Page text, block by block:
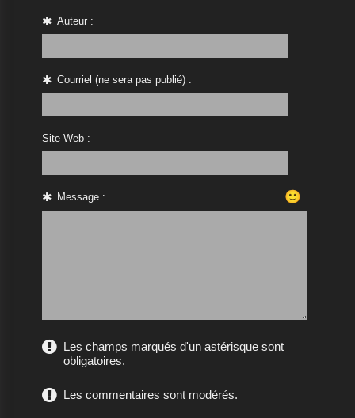
Auteur :
Courriel (ne sera pas publié) :
Site Web :
Message : 🙂
Les champs marqués d'un astérisque sont
obligatoires.
Les commentaires sont modérés.